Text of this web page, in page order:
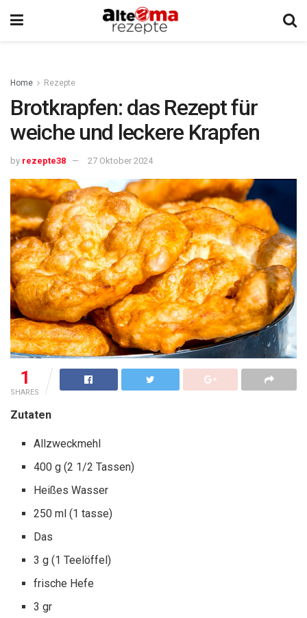
Home Rezepte
Brotkrapfen: das Rezept für
weiche und leckere Krapfen
by rezepte38 27 Oktober 2024
1
SHARES
Zutaten
Allzweckmehl
400 g (2 1/2 Tassen)
Heißes Wasser
250 ml (1 tasse)
Das
3 g (1 Teelöffel)
frische Hefe
3 gr